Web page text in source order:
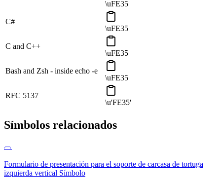
\uFE35
C#
\uFE35
C and C++
\uFE35
Bash and Zsh - inside echo -e
\uFE35
RFC 5137
\u'FE35'
Símbolos relacionados
︹
Formulario de presentación para el soporte de carcasa de tortuga
izquierda vertical Símbolo